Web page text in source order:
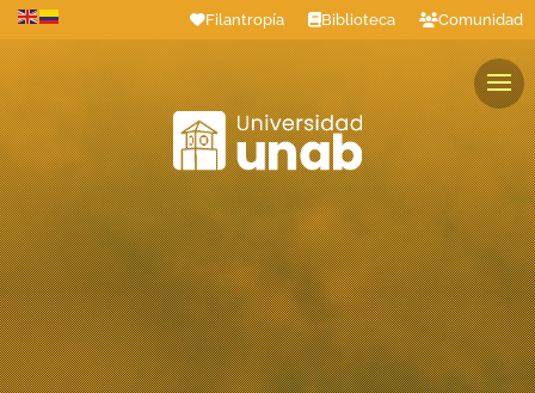
Filantropía Biblioteca Comunidad
Estudiantes Profesores Colaboradores Graduados